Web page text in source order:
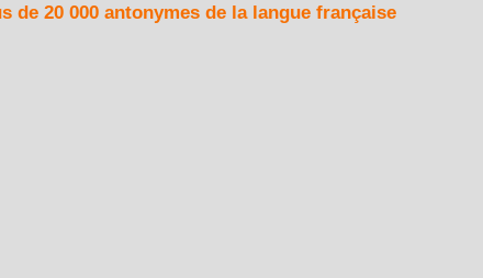
de 20 000 antonymes de la langue française